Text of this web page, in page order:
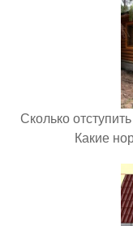
Сколько
Какие